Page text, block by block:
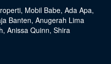
, Mobil Babe, Ada Apa,
Banten, Anugerah Lima
, Anissa Quinn, Shira